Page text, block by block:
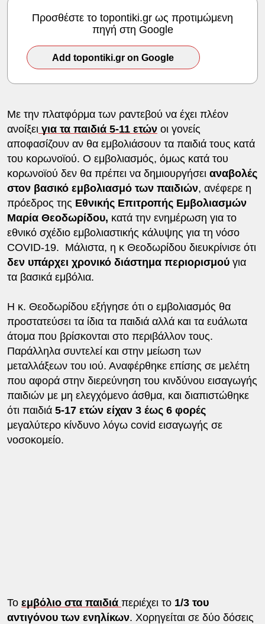
Προσθέστε το topontiki.gr ως προτιμώμενη
πηγή στη Google
Add topontiki.gr on Google
Με την πλατφόρμα των ραντεβού να έχει πλέον
ανοίξει για τα παιδιά 5-11 ετώνοι γονείς
αποφασίζουν αν θα εμβολιάσουν τα παιδιά τους κατά
του κορωνοϊού. Ο εμβολιασμός, όμως κατά του
κορωνοϊού δεν θα πρέπει να δημιουργήσει αναβολές
στον βασικό εμβολιασμό των παιδιών, ανέφερε η
πρόεδρος της Εθνικής Επιτροπής Εμβολιασμών
Μαρία Θεοδωρίδου, κατά την ενημέρωση για το
εθνικό σχέδιο εμβολιαστικής κάλυψης για τη νόσο
COVID-19. Μάλιστα, η κ Θεοδωρίδου διευκρίνισε ότι
δεν υπάρχει χρονικό διάστημα περιορισμού για
τα βασικά εμβόλια.
Η κ. Θεοδωρίδου εξήγησε ότι ο εμβολιασμός θα
προστατεύσει τα ίδια τα παιδιά αλλά και τα ευάλωτα
άτομα που βρίσκονται στο περιβάλλον τους.
Παράλληλα συντελεί και στην μείωση των
μεταλλάξεων του ιού. Αναφέρθηκε επίσης σε μελέτη
που αφορά στην διερεύνηση του κινδύνου εισαγωγής
παιδιών με μη ελεγχόμενο άσθμα, και διαπιστώθηκε
ότι παιδιά 5-17 ετών είχαν 3 έως 6 φορές
μεγαλύτερο κίνδυνο λόγω covid εισαγωγής σε
νοσοκομείο.
Το εμβόλιο στα παιδιά περιέχει το 1/3 του
αντιγόνου των ενηλίκων. Χορηγείται σε δύο δόσεις